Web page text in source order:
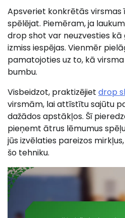
Apsveriet konkrētās virsmas
spēlējat. Piemēram, ja
drop shot var neuzvesties
izmiss iespējas. Vienmēr
pamatojoties uz to, kā
bumbu.
Visbeidzot, praktizējiet drop
virsmām, lai attīstītu sajūtu
dažādos apstākļos. Šī
pieņemt ātrus lēmumus
jūs izvēlaties pareizos
šo tehniku.